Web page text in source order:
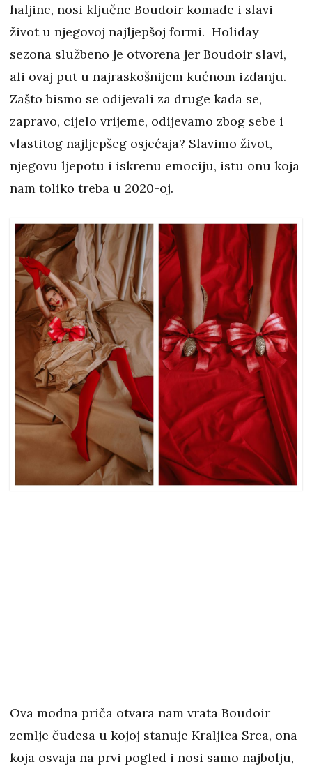
haljine, nosi ključne Boudoir komade i slavi
život u njegovoj najljepšoj formi. Holiday
sezona službeno je otvorena jer Boudoir slavi,
ali ovaj put u najraskošnijem kućnom izdanju.
Zašto bismo se odijevali za druge kada se,
zapravo, cijelo vrijeme, odijevamo zbog sebe i
vlastitog najljepšeg osjećaja? Slavimo život,
njegovu ljepotu i iskrenu emociju, istu onu koja
nam toliko treba u 2020-oj.
Ova modna priča otvara nam vrata Boudoir
zemlje čudesa u kojoj stanuje Kraljica Srca, ona
koja osvaja na prvi pogled i nosi samo najbolju,